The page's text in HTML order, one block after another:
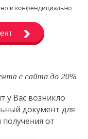
и конфендициально
с сайта до 20%
у Вас возникло
документ для
от